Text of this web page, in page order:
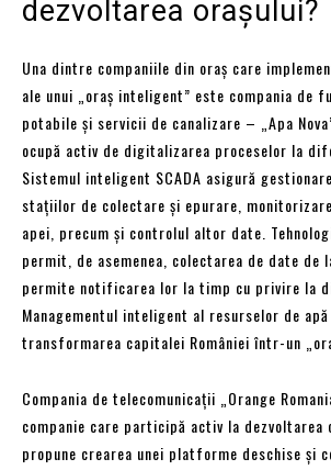
dezvoltarea orașului?
Una dintre companiile din oraș care
ale unui „oraș inteligent” este compania de
potabile și servicii de canalizare – „Apa
ocupă activ de digitalizarea proceselor la
Sistemul inteligent SCADA asigură
stațiilor de colectare și epurare,
apei, precum și controlul altor date.
permit, de asemenea, colectarea de date de
permite notificarea lor la timp cu privire la
Managementul inteligent al resurselor de
transformarea capitalei României într-un
Compania de telecomunicații „Orange
companie care participă activ la dezvoltarea
propune crearea unei platforme deschise și